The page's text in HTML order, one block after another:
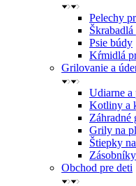
Pelechy
Psie búdy
Kŕmidlá
Grilovanie a
Udiarne a
Kotliny a
Záhradné
Grily na
Štiepky
Obchod pre deti